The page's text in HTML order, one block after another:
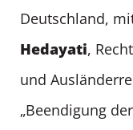
Deutschland,
Hedayati,
und
„Beendigung